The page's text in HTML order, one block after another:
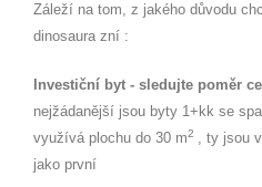
Záleží na tom, z jakého důvodu
dinosaura zní :
Investiční byt - sledujte poměr
nejžádanější jsou byty 1+kk se
využívá plochu do 30 m2 , ty jsou
jako první